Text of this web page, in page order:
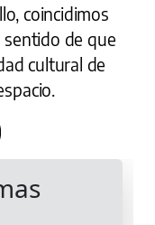
coincidimos
sentido de que
cultural de